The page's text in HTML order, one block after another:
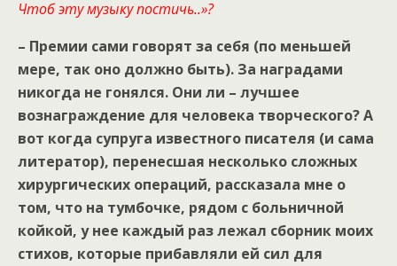
Чтоб эту музыку постичь..»?
– Премии сами говорят за себя (по меньшей
мере, так оно должно быть). За наградами
никогда не гонялся. Они ли – лучшее
вознаграждение для человека творческого? А
вот когда супруга известного писателя (и сама
литератор), перенесшая несколько сложных
хирургических операций, рассказала мне о
том, что на тумбочке, рядом с больничной
койкой, у нее каждый раз лежал сборник моих
стихов, которые прибавляли ей сил для